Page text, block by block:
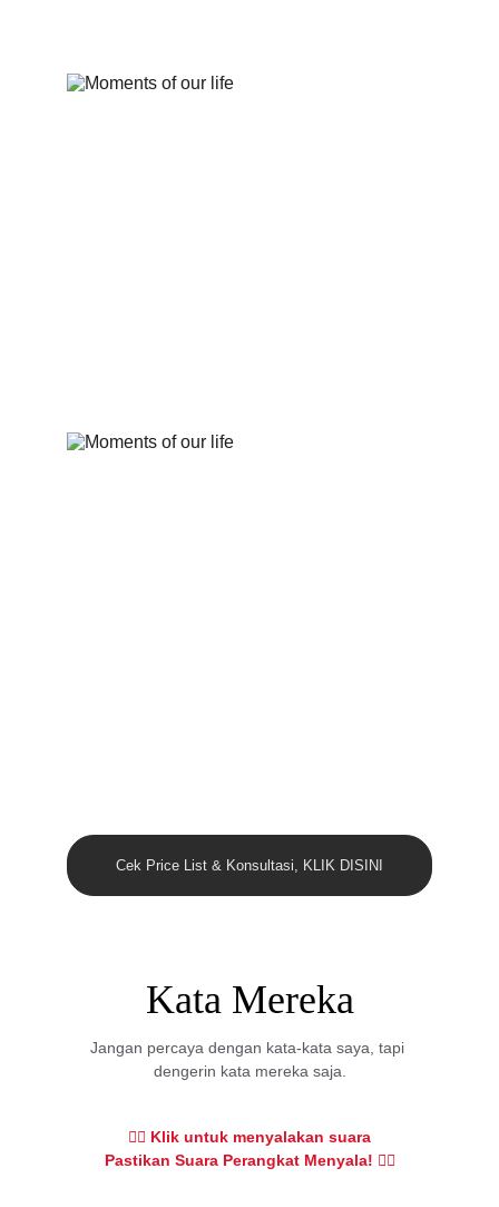
Cek Price List & Konsultasi, KLIK DISINI
Kata Mereka
Jangan percaya dengan kata-kata saya, tapi
dengerin kata mereka saja.
👇🏻 Klik untuk menyalakan suara
Pastikan Suara Perangkat Menyala! 👇🏻